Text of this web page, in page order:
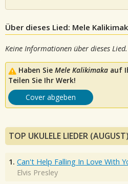
Über dieses Lied: Mele
Keine Informationen über dieses Lied.
Haben Sie Mele Kalikimaka auf
Teilen Sie Ihr Werk!
Cover abgeben
TOP UKULELE LIEDER (AUGUST)
1. Can't Help Falling In Love With
Elvis Presley